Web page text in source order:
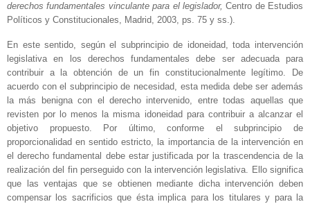
derechos fundamentales vinculante para el legislador,Centro de Estudios
Políticos y Constitucionales, Madrid, 2003, ps. 75 y ss.).
En este sentido, según el subprincipio de idoneidad, toda intervención
legislativa en los derechos fundamentales debe ser adecuada para
contribuir a la obtención de un fin constitucionalmente legítimo. De
acuerdo con el subprincipio de necesidad, esta medida debe ser además
la más benigna con el derecho intervenido, entre todas aquellas que
revisten por lo menos la misma idoneidad para contribuir a alcanzar el
objetivo propuesto. Por último, conforme el subprincipio de
proporcionalidad en sentido estricto, la importancia de la intervención en
el derecho fundamental debe estar justificada por la trascendencia de la
realización del fin perseguido con la intervención legislativa. Ello significa
que las ventajas que se obtienen mediante dicha intervención deben
compensar los sacrificios que ésta implica para los titulares y para la